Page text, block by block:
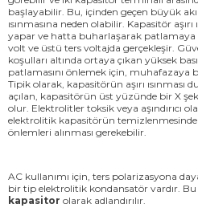
başlayabilir. Bu, içinden geçen büyük
ısınmasına neden olabilir. Kapasitör aşırı
yapar ve hatta buharlaşarak patlamaya
volt ve üstü ters voltajda gerçekleşir.
koşulları altında ortaya çıkan yüksek
patlamasını önlemek için,
Tipik olarak, kapasitörün aşırı
açılan, kapasitörün üst yüzünde bir X
olur. Elektrolitler toksik veya aşındırıcı
elektrolitik kapasitörün
önlemleri alınması gerekebilir.
AC kullanımı için, ters polarizasyona
bir tip elektrolitik kondansatör vardır.
kapasitor olarak adlandırılır.